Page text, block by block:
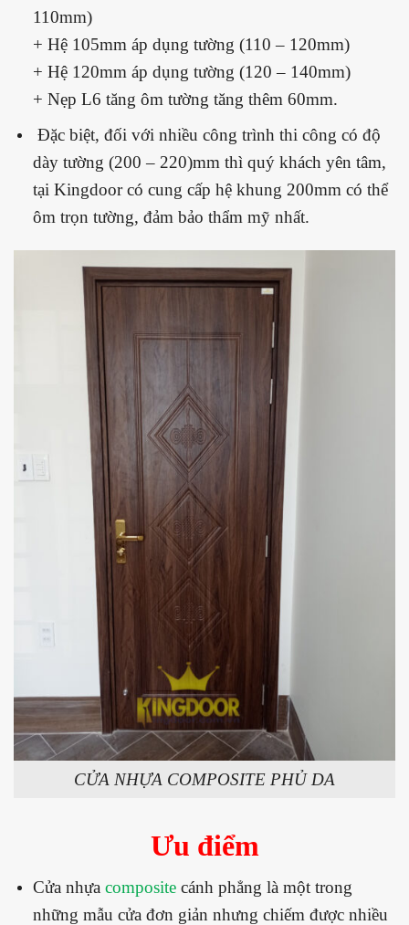
110mm)
+ Hệ 105mm áp dụng tường (110 – 120mm)
+ Hệ 120mm áp dụng tường (120 – 140mm)
+ Nẹp L6 tăng ôm tường tăng thêm 60mm.
Đặc biệt, đối với nhiều công trình thi công có độ
dày tường (200 – 220)mm thì quý khách yên tâm,
tại Kingdoor có cung cấp hệ khung 200mm có thể
ôm trọn tường, đảm bảo thẩm mỹ nhất.
CỬA NHỰA COMPOSITE PHỦ DA
Ưu điểm
Cửa nhựa compositecánh phẳng là một trong
những mẫu cửa đơn giản nhưng chiếm được nhiều